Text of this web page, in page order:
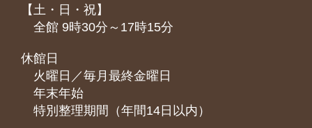
【土・日・祝】
全館 9時30分～17時15分
休館日
火曜日／毎月最終金曜日
年末年始
特別整理期間（年間14日以内）